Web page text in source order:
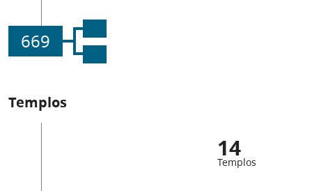
669
Templos
14
Templos